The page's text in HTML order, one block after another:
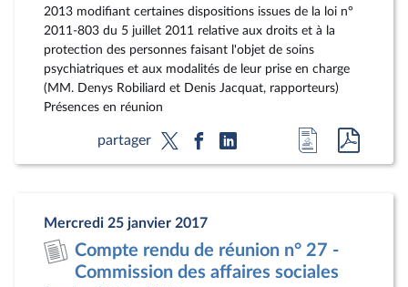
2013 modifiant certaines dispositions issues de la loi n°
2011-803 du 5 juillet 2011 relative aux droits et à la
protection des personnes faisant l'objet de soins
psychiatriques et aux modalités de leur prise en charge
(MM. Denys Robiliard et Denis Jacquat, rapporteurs)
Présences en réunion
partager
Accéder
à
document
au
pdf
Mercredi 25 janvier 2017
Compte rendu de réunion n° 27 -
Commission des affaires sociales